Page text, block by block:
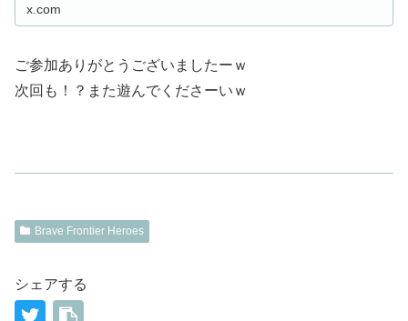
x.com
ご参加ありがとうございましたーｗ
次回も！？また遊んでくださーいｗ
Brave Frontier Heroes
シェアする